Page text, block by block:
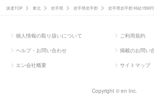
派遣TOP 東北 岩手県 岩手県岩手郡 岩手県岩手郡 時給1550
個人情報の取り扱いについて ご利用規約
ヘルプ・お問い合わせ 掲載のお問い
エン会社概要 サイトマップ
Copyright © en Inc.